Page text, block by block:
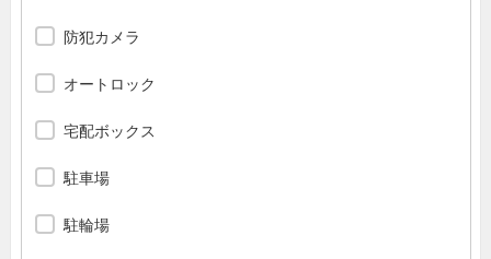
防犯カメラ
オートロック
宅配ボックス
駐車場
駐輪場